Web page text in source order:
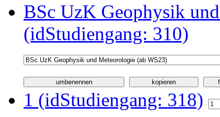
BSc UzK Geophysik
(idStudiengang: 310)
1 (idStudiengang: 318)